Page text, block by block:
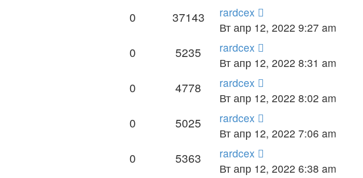
0 37143
rardcex
Вт апр 12, 2022 9:27 am
0 5235
rardcex
Вт апр 12, 2022 8:31 am
0 4778
rardcex
Вт апр 12, 2022 8:02 am
0 5025
rardcex
Вт апр 12, 2022 7:06 am
0 5363
rardcex
Вт апр 12, 2022 6:38 am